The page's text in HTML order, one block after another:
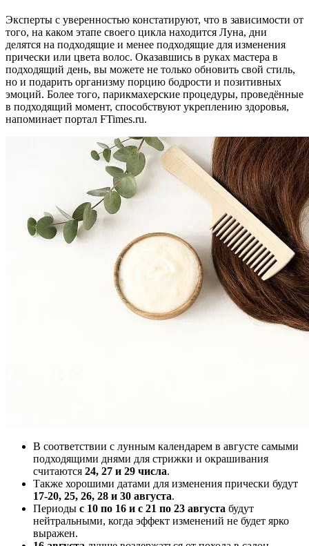
Эксперты с уверенностью констатируют, что в зависимости от
того, на каком этапе своего цикла находится Луна, дни
делятся на подходящие и менее подходящие для изменения
прически или цвета волос. Оказавшись в руках мастера в
подходящий день, вы можете не только обновить свой стиль,
но и подарить организму порцию бодрости и позитивных
эмоций. Более того, парикмахерские процедуры, проведённые
в подходящий момент, способствуют укреплению здоровья,
напоминает портал FTimes.ru.
В соответствии с лунным календарем в августе самыми
подходящими днями для стрижки и окрашивания
считаются 24, 27 и 29 числа.
Также хорошими датами для изменения прически будут
17-20, 25, 26, 28 и 30 августа.
Периоды с 10 по 16 и с 21 по 23 августа будут
нейтральными, когда эффект изменений не будет ярко
выражен.